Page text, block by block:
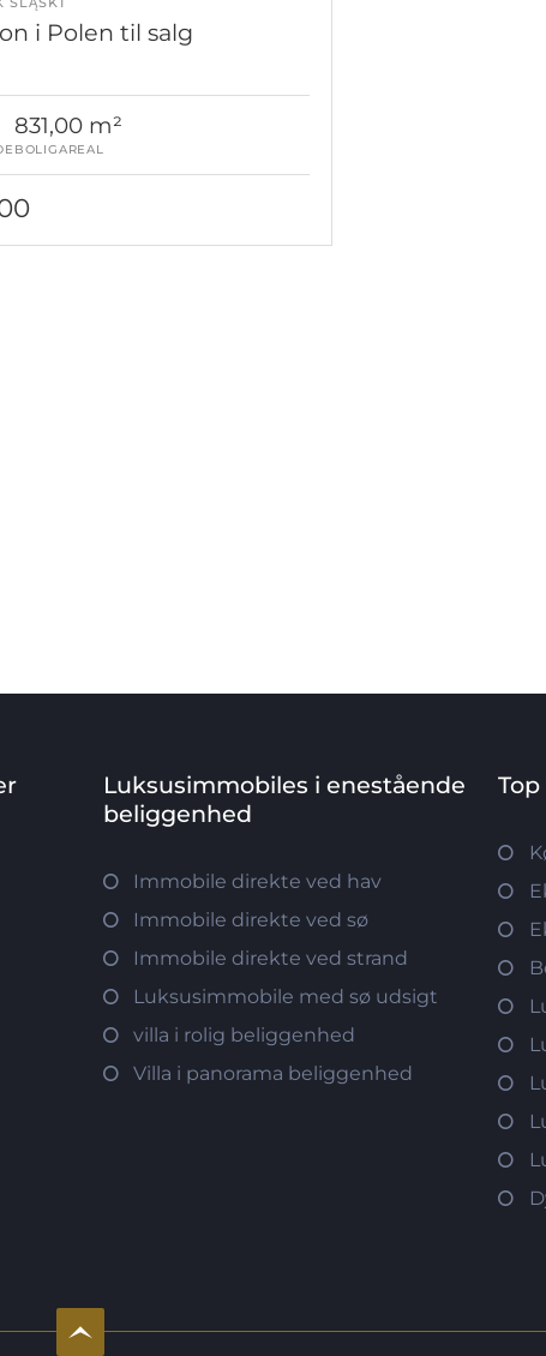
i Polen til salg
831,00 m²
BOLIGAREAL
Luksusimmobiles i enestående
beliggenhed
Immobile direkte ved hav
Immobile direkte ved sø
Immobile direkte ved strand
Luksusimmobile med sø udsigt
villa i rolig beliggenhed
Villa i panorama beliggenhed